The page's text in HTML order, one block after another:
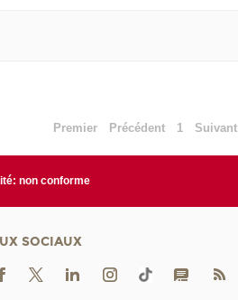
Premier Précédent 1 Suivant
non conforme
SOCIAUX